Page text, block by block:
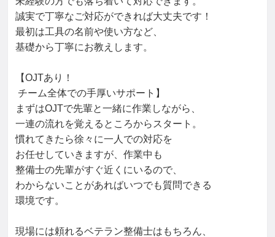
誠実で丁寧なご対応ができれば大丈夫です！
最初は工具の名前や使い方など、
基礎から丁寧にお教えします。
【OJTあり！
まずはOJTで先輩と一緒に作業しながら、
一連の流れを覚えるところからスタート。
慣れてきたら徐々に一人での対応を
お任せしていきますが、作業中も
整備士の先輩がすぐ近くにいるので、
わからないことがあればいつでも質問できる
環境です。
現場には頼れるベテラン整備士はもちろん、